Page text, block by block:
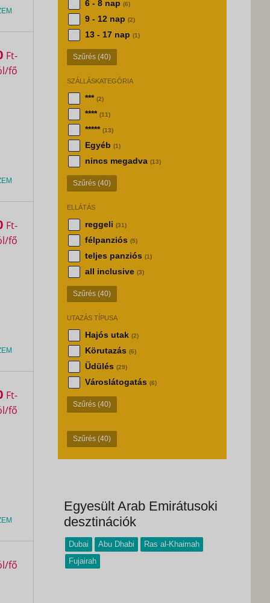
6 - 8 nap (6)
9 - 12 nap (2)
13 - 17 nap (1)
Szűrés (40)
SZÁLLÁSKATEGÓRIA
*** (2)
**** (11)
***** (13)
Egyéb (1)
nincs megadva (13)
Szűrés (40)
ELLÁTÁS
reggeli (31)
félpanziós (5)
teljes panziós (1)
all inclusive (3)
Szűrés (40)
UTAZÁS TÍPUSA
Hajós utak (2)
Körutazás (6)
Üdülés (29)
Városlátogatás (6)
Szűrés (40)
Szűrés (40)
Ft
Ft
Ft
Egyesült Arab Emirátusoki
desztinációk
Dubai Abu Dhabi
Ras al-Khaimah
Fujairah